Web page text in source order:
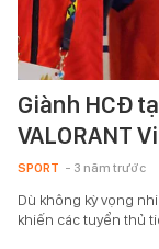
Giành HCĐ
VALORANT
SPORT - 3 năm trước
Dù không kỳ vọng
khiến các tuyển thủ